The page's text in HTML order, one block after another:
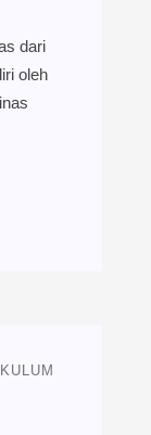
dari
oleh